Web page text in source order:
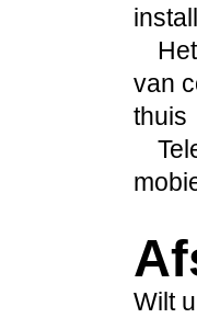
van
thuis
Wilt